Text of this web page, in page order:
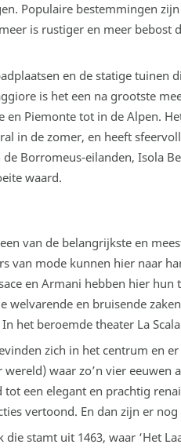
Populaire bestemmingen zijn
is rustiger en meer bebost
en de statige tuinen
is het een na grootste
en Piemonte tot in de Alpen.
in de zomer, en heeft
Borromeus-eilanden, Isola
waard.
van de belangrijkste en
van mode kunnen hier naar
en Armani hebben hier
welvarende en bruisende
het beroemde theater La
zich in het centrum en
waar zo’n vier eeuwen
een elegant en prachtig
vertoond. En dan zijn er
stamt uit 1463, waar ‘Het